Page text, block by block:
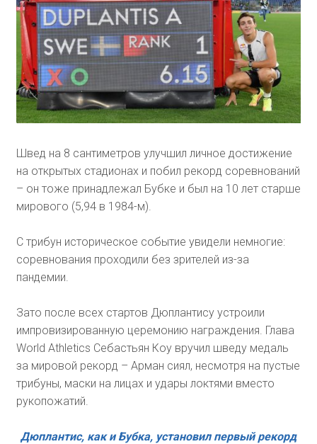
Швед на 8 сантиметров улучшил личное достижение
на открытых стадионах и побил рекорд соревнований
– он тоже принадлежал Бубке и был на 10 лет старше
мирового (5,94 в 1984-м).
С трибун историческое событие увидели немногие:
соревнования проходили без зрителей из-за
пандемии.
Зато после всех стартов Дюплантису устроили
импровизированную церемонию награждения. Глава
World Athletics Себастьян Коу вручил шведу медаль
за мировой рекорд – Арман сиял, несмотря на пустые
трибуны, маски на лицах и удары локтями вместо
рукопожатий.
Дюплантис, как и Бубка, установил первый рекорд